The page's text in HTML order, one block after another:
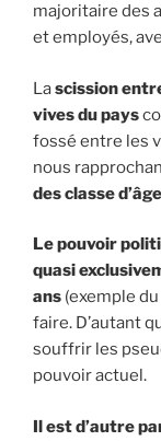
majoritaire des
et employés,
Lascission
vives du pays
fossé entre les
nous
des classe
Le pouvoir
quasi
ans (exemple
faire. D’autant
souffrir les
pouvoir actuel.
Il est d’autre